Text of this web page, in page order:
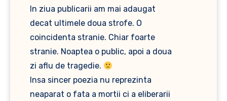
In ziua publicarii am mai adaugat
decat ultimele doua strofe. O
coincidenta stranie. Chiar foarte
stranie. Noaptea o public, apoi a doua
zi aflu de tragedie.
Insa sincer poezia nu reprezinta
neaparat o fata a mortii ci a eliberarii